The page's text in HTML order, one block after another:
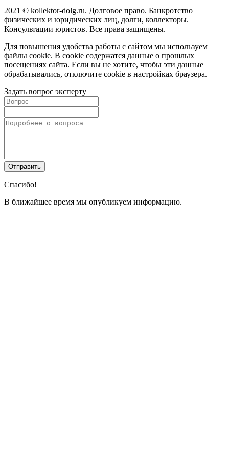
2021 © kollektor-dolg.ru. Долговое право. Банкротство
физических и юридических лиц, долги, коллекторы.
Консультации юристов. Все права защищены.
Для повышения удобства работы с сайтом мы используем
файлы cookie. В cookie содержатся данные о прошлых
посещениях сайта. Если вы не хотите, чтобы эти данные
обрабатывались, отключите cookie в настройках браузера.
Задать вопрос эксперту
Спасибо!
В ближайшее время мы опубликуем информацию.